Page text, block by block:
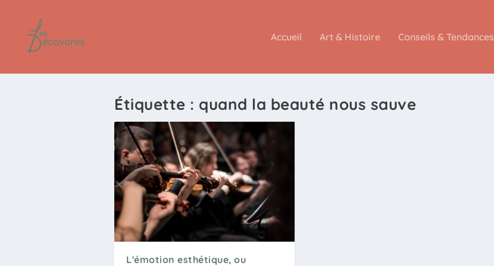
Accueil Art & Histoire Conseils & Tendances
Étiquette : quand la beauté nous sauve
L'émotion esthétique, ou